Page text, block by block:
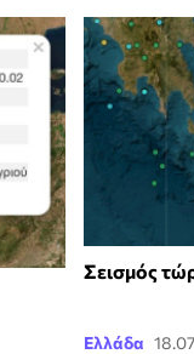
Σεισμός
Ελλάδα